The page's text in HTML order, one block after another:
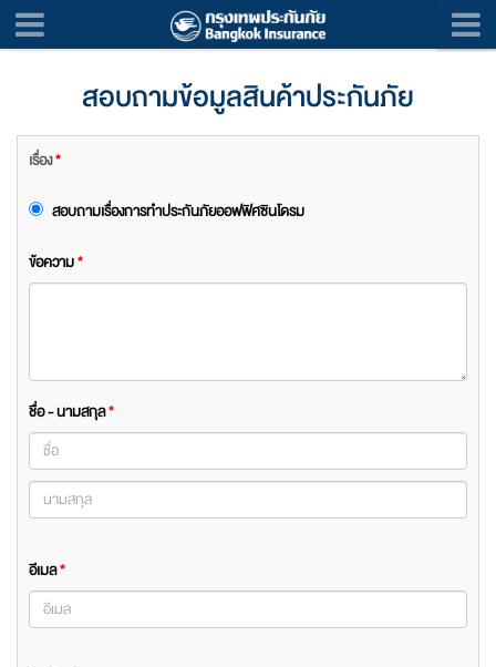
สอบถามข้อมูลสินค้าประกันภัย
เรื่อง*
สอบถามเรื่องการทำประกันภัยออฟฟิศซินโดรม
ข้อความ*
ชื่อ - นามสกุล*
อีเมล*